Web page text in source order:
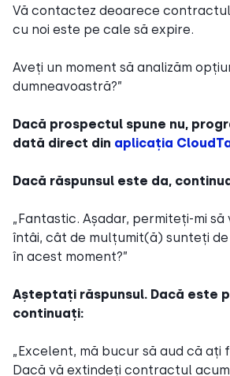
Vă contactez deoarece
cu noi este pe cale să expire.
Aveți un moment să analizăm
dumneavoastră?”
Dacă prospectul spune nu,
dată direct din aplicația
Dacă răspunsul este da,
„Fantastic. Așadar, permiteți-mi să
întâi, cât de mulțumit(ă) sunteți
în acest moment?”
Așteptați răspunsul. Dacă este
continuați:
„Excelent, mă bucur să aud că ați
Dacă vă extindeți contractul